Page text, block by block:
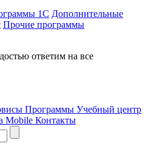
1С Дополнительные
Прочие программы
ответим на все
Программы Учебный центр
Mobile Контакты